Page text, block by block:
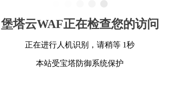
堡塔云WAF正在检查您的访问
正在进行人机识别，请稍等 1秒
本站受宝塔防御系统保护